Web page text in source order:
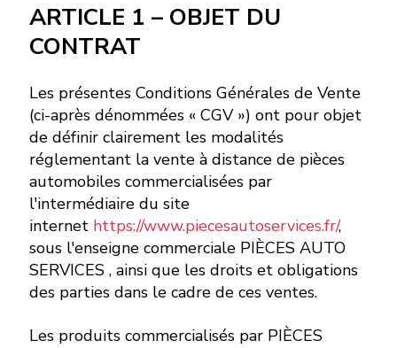
ARTICLE 1 – OBJET DU
CONTRAT
Les présentes Conditions Générales de Vente
(ci-après dénommées « CGV ») ont pour objet
de définir clairement les modalités
réglementant la vente à distance de pièces
automobiles commercialisées par
l'intermédiaire du site
internet https://www.piecesautoservices.fr/,
sous l'enseigne commerciale PIÈCES AUTO
SERVICES , ainsi que les droits et obligations
des parties dans le cadre de ces ventes.
Les produits commercialisés par PIÈCES